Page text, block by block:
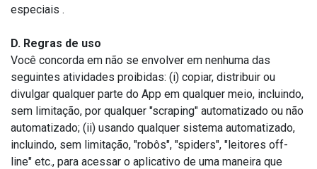
especiais .
D. Regras de uso
Você concorda em não se envolver em nenhuma das
seguintes atividades proibidas: (i) copiar, distribuir ou
divulgar qualquer parte do App em qualquer meio, incluindo,
sem limitação, por qualquer "scraping" automatizado ou não
automatizado; (ii) usando qualquer sistema automatizado,
incluindo, sem limitação, "robôs", "spiders", "leitores off-
line" etc., para acessar o aplicativo de uma maneira que